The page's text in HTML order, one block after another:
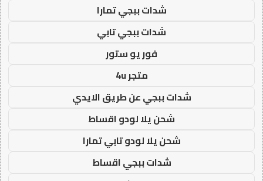
شدات ببجي تمارا
شدات ببجي تابي
فور يو ستور
متجر 4u
شدات ببجي عن طريق الايدي
شحن يلا لودو اقساط
شحن يلا لودو تابي تمارا
شدات ببجي اقساط